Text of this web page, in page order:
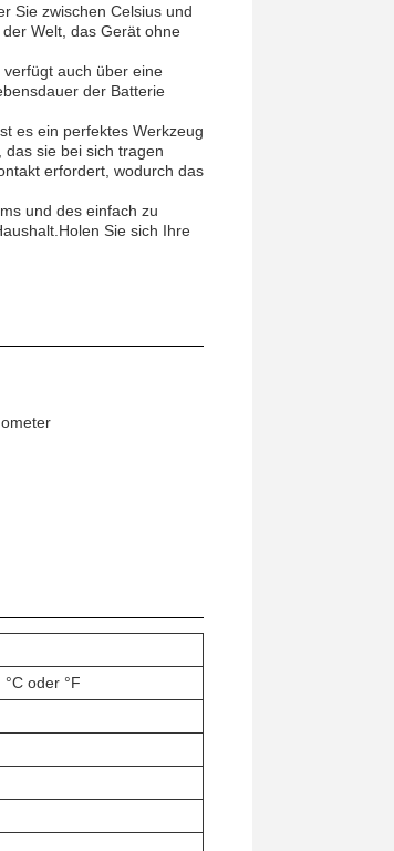
Sie zwischen Celsius und
Welt, das Gerät ohne
auch über eine
der Batterie
es ein perfektes Werkzeug
sie bei sich tragen
erfordert, wodurch das
und des einfach zu
Sie sich Ihre
oder °F